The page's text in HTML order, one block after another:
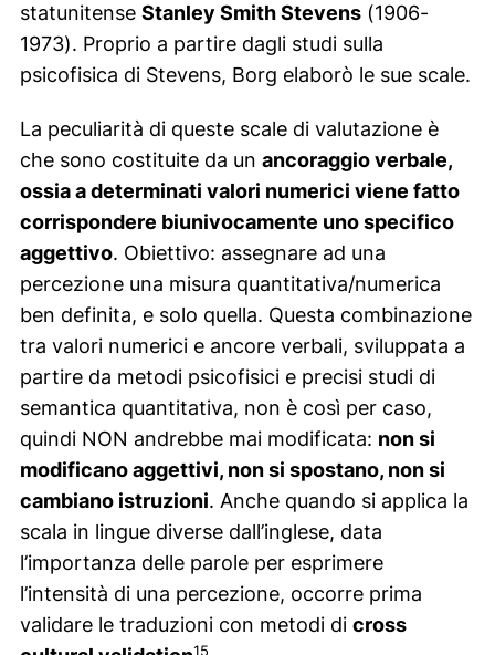
statunitense Stanley Smith Stevens(1906-
1973). Proprio a partire dagli studi sulla
psicofisica di Stevens, Borg elaborò le sue scale.
La peculiarità di queste scale di valutazione è
che sono costituite da un ancoraggio verbale,
ossia a determinati valori numerici viene fatto
corrispondere biunivocamente uno specifico
aggettivo. Obiettivo: assegnare ad una
percezione una misura quantitativa/numerica
ben definita, e solo quella. Questa combinazione
tra valori numerici e ancore verbali, sviluppata a
partire da metodi psicofisici e precisi studi di
semantica quantitativa, non è così per caso,
quindi NON andrebbe mai modificata: non si
modificano aggettivi, non si spostano, non si
cambiano istruzioni. Anche quando si applica la
scala in lingue diverse dall’inglese, data
l’importanza delle parole per esprimere
l’intensità di una percezione, occorre prima
validare le traduzioni con metodi di cross
15